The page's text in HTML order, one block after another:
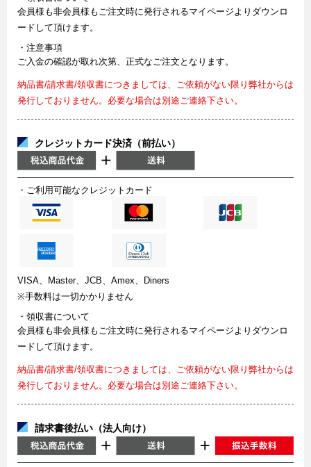
会員様も非会員様もご注文時に発行されるマイページよりダウンロ
ードして頂けます。
・注意事項
ご入金の確認が取れ次第、正式なご注文となります。
納品書/請求書/領収書につきましては、ご依頼がない限り弊社からは
発行しておりません。必要な場合は別途ご連絡下さい。
クレジットカード決済（前払い）
・ご利用可能なクレジットカード
VISA、Master、JCB、Amex、Diners
※手数料は一切かかりません
・領収書について
会員様も非会員様もご注文時に発行されるマイページよりダウンロ
ードして頂けます。
納品書/請求書/領収書につきましては、ご依頼がない限り弊社からは
発行しておりません。必要な場合は別途ご連絡下さい。
請求書後払い（法人向け）